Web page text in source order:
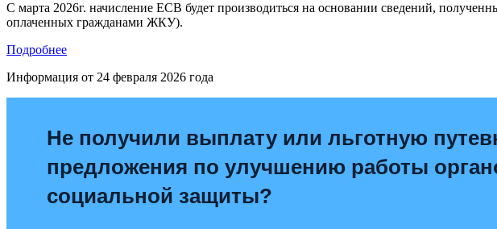
С марта 2026г. начисление ЕСВ будет производиться на основании сведений,
оплаченных гражданами ЖКУ).
Подробнее
Информация от 24 февраля 2026 года
Не получили выплату или льготную
предложения по улучшению работы
социальной защиты?